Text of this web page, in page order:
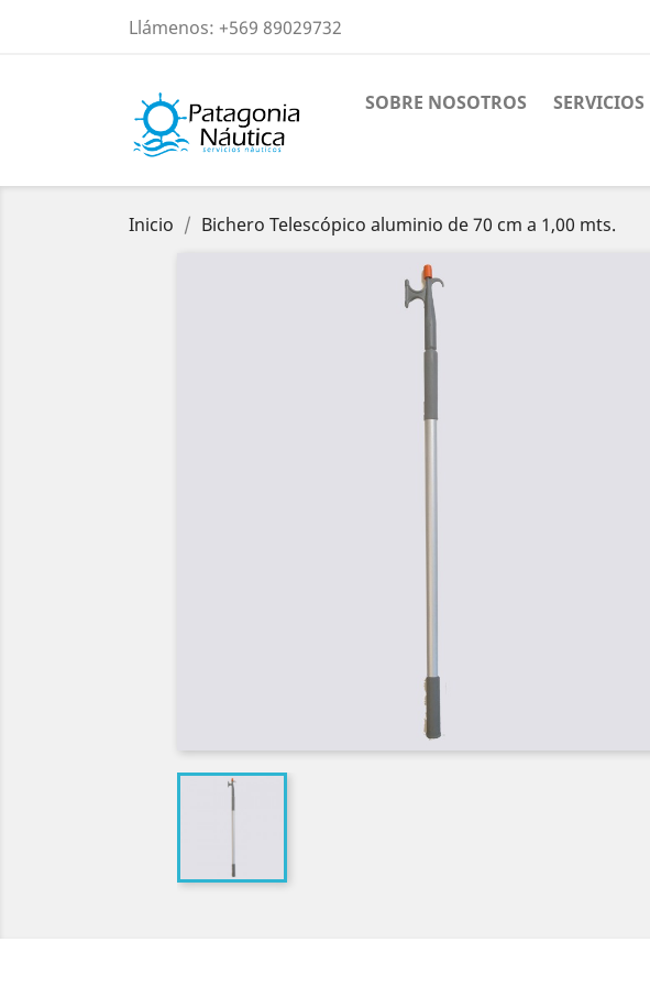
Llámenos: +569 89029732
SOBRE NOSOTROS SERVICIOS
Inicio Bichero Telescópico aluminio de 70 cm a 1,00 mts.